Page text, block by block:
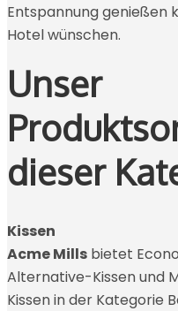
Entspannung genießen
Hotel wünschen.
Unser
dieser
Kissen
Acme Mills bietet
Alternative-Kissen und
Kissen in der Kategorie